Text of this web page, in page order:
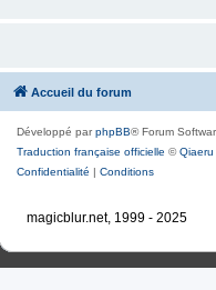
Accueil du forum
Développé parphpBB® Forum
Traduction française officielle ©Qiaeru
Confidentialité | Conditions
magicblur.net, 1999 - 2025